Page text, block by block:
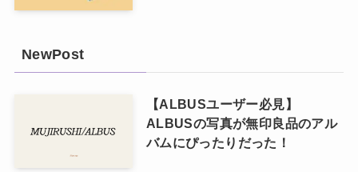
NewPost
【ALBUSユーザー必見】
ALBUSの写真が無印良品のアル
バムにぴったりだった！